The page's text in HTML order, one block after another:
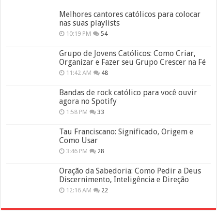
Melhores cantores católicos para colocar
nas suas playlists
10:19 PM 54
Grupo de Jovens Católicos: Como Criar,
Organizar e Fazer seu Grupo Crescer na Fé
11:42 AM 48
Bandas de rock católico para você ouvir
agora no Spotify
1:58 PM 33
Tau Franciscano: Significado, Origem e
Como Usar
3:46 PM 28
Oração da Sabedoria: Como Pedir a Deus
Discernimento, Inteligência e Direção
12:16 AM 22